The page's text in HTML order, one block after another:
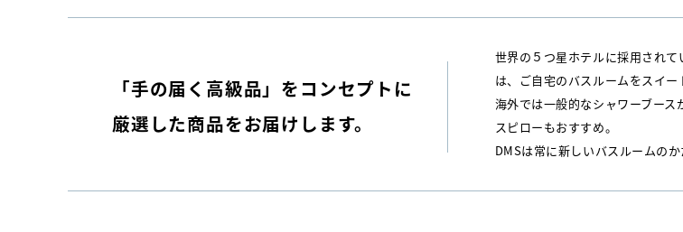
「手の届く高級品」をコンセプトに
厳選した商品をお届けします。
世界の５つ星ホテルに採用され
は、ご自宅のバスルームをスイー
海外では一般的なシャワーブー
スピローもおすすめ。
DMSは常に新しいバスルームの